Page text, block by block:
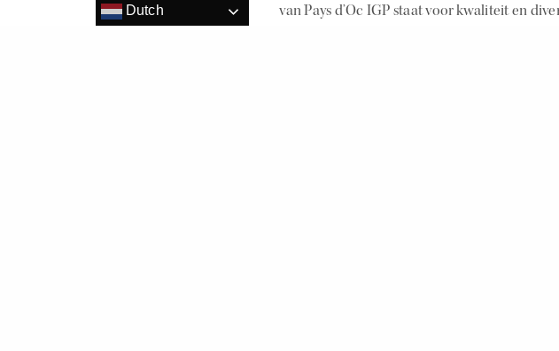
van Pays d’Oc IGP staat voor kwaliteit en
Dutch